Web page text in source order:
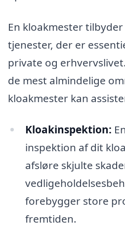
En kloakmester
tjenester, der er
private og
de mest almindelige
kloakmester kan
Kloakinspektion:
inspektion af dit
afsløre skjulte
forebygger store
fremtiden.